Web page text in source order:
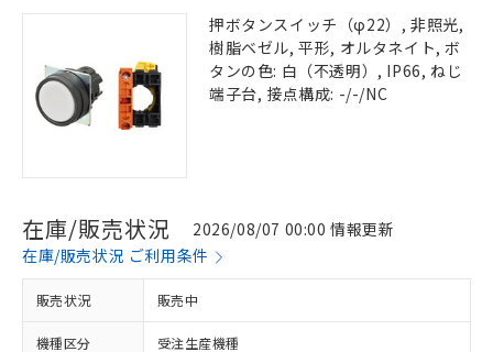
押ボタンスイッチ（φ22）, 非照光,
樹脂ベゼル, 平形, オルタネイト, ボ
タンの色: 白（不透明）, IP66, ねじ
端子台, 接点構成: -/-/NC
在庫/販売状況
2026/08/07 00:00 情報更新
在庫/販売状況 ご利用条件
販売状況 販売中
機種区分 受注生産機種